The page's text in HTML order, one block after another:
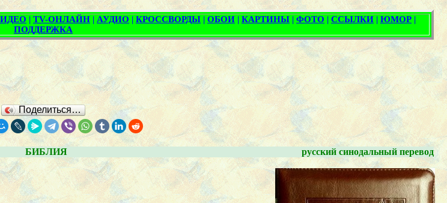
Поделиться…
БИБЛИЯ русский синодальный перевод